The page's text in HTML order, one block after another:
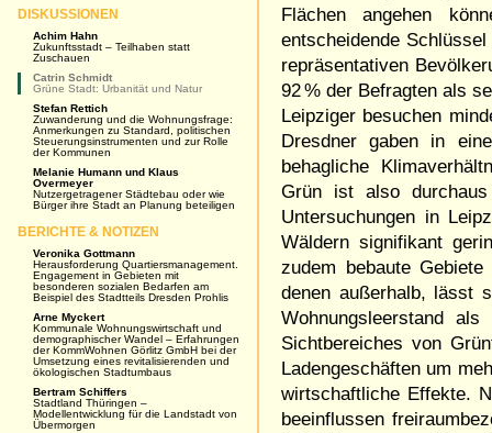
Flächen angehen
entscheidende
repräsentativen
92 % der Befragten als
Leipziger besuchen
Dresdner gaben in
behagliche
Grün ist also
Untersuchungen in
Wäldern signifikant
zudem bebaute
denen außerhalb, lässt
Wohnungsleerstand
Sichtbereiches von
Ladengeschäften um
wirtschaftliche Effekte.
beeinflussen
DISKUSSIONEN
Achim Hahn
Zukunftsstadt – Teilhaben statt
Zuschauen
Catrin Schmidt
Grüne Stadt: Urbanität und Natur
Stefan Rettich
Zuwanderung und die Wohnungsfrage:
Anmerkungen zu Standard, politischen
Steuerungsinstrumenten und zur Rolle
der Kommunen
Melanie Humann und Klaus
Overmeyer
Nutzergetragener Städtebau oder wie
Bürger ihre Stadt an Planung beteiligen
BERICHTE & NOTIZEN
Veronika Gottmann
Herausforderung Quartiersmanagement.
Engagement in Gebieten mit
besonderen sozialen Bedarfen am
Beispiel des Stadtteils Dresden Prohlis
Arne Myckert
Kommunale Wohnungswirtschaft und
demographischer Wandel – Erfahrungen
der KommWohnen Görlitz GmbH bei der
Umsetzung eines revitalisierenden und
ökologischen Stadtumbaus
Bertram Schiffers
Stadtland Thüringen –
Modellentwicklung für die Landstadt von
Übermorgen